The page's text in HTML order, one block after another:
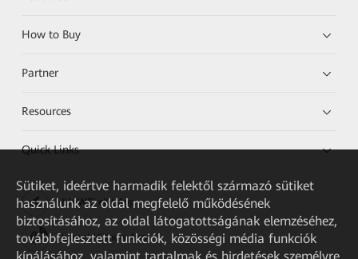
How to Buy
Partner
Resources
Quick Links
HUAWEI eKit App
Huawei HiKnow App
Sütiket, ideértve harmadik felektől származó sütiket
használunk az oldal megfelelő működésének
biztosításához, az oldal látogatottságának elemzéséhez,
továbbfejlesztett funkciók, közösségi média funkciók